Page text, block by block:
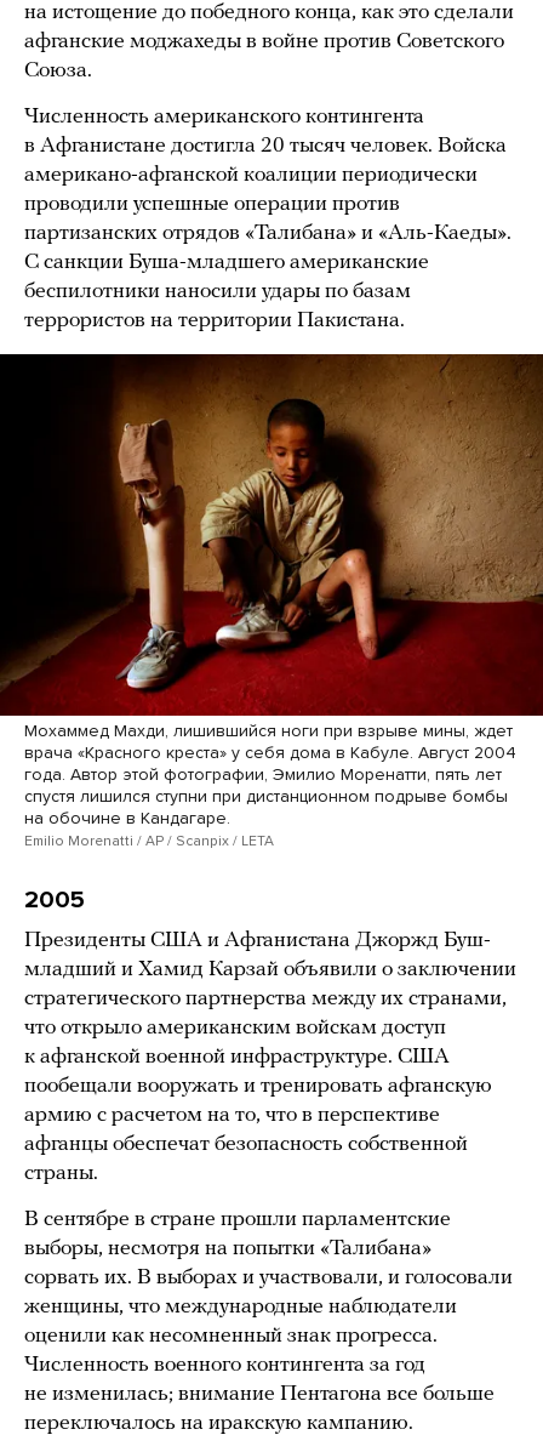
на истощение до победного конца, как это сделали
афганские моджахеды в войне против Советского
Союза.
Численность американского контингента
в Афганистане достигла 20 тысяч человек. Войска
американо-афганской коалиции периодически
проводили успешные операции против
партизанских отрядов «Талибана» и «Аль-Каеды».
С санкции Буша-младшего американские
беспилотники наносили удары по базам
террористов на территории Пакистана.
Мохаммед Махди, лишившийся ноги при взрыве мины, ждет
врача «Красного креста» у себя дома в Кабуле. Август 2004
года. Автор этой фотографии, Эмилио Моренатти, пять лет
спустя лишился ступни при дистанционном подрыве бомбы
на обочине в Кандагаре.
Emilio Morenatti / AP / Scanpix / LETA
2005
Президенты США и Афганистана Джоржд Буш-
младший и Хамид Карзай объявили о заключении
стратегического партнерства между их странами,
что открыло американским войскам доступ
к афганской военной инфраструктуре. США
пообещали вооружать и тренировать афганскую
армию с расчетом на то, что в перспективе
афганцы обеспечат безопасность собственной
страны.
В сентябре в стране прошли парламентские
выборы, несмотря на попытки «Талибана»
сорвать их. В выборах и участвовали, и голосовали
женщины, что международные наблюдатели
оценили как несомненный знак прогресса.
Численность военного контингента за год
не изменилась; внимание Пентагона все больше
переключалось на иракскую кампанию.